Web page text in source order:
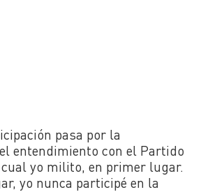
pasa por la
entendimiento con el Partido
yo milito, en primer lugar.
yo nunca participé en la